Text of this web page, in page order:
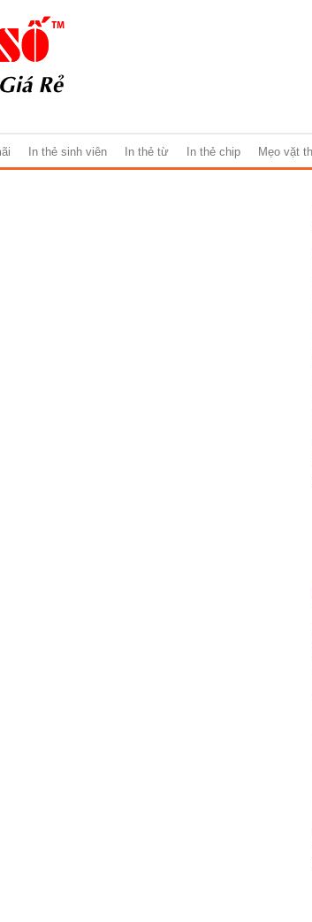
In thẻ sinh viên In thẻ từ In thẻ chip Mẹo vặt